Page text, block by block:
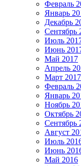
Февраль
Январь
Декабрь
Сентябрь
Июль
Июнь
Май 2017
Апрель
Март 2017
Февраль
Январь
Ноябрь
Октябрь
Сентябрь
Август
Июль
Июнь
Май 2016